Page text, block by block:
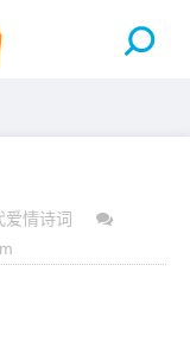
爱情诗词